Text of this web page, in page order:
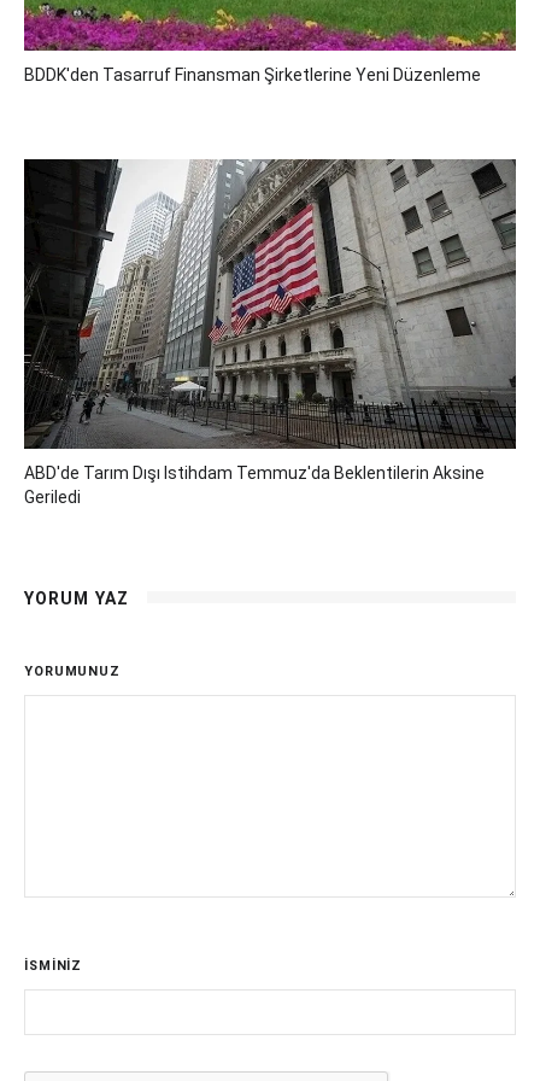
BDDK'den Tasarruf Finansman Şirketlerine Yeni Düzenleme
ABD'de Tarım Dışı Istihdam Temmuz'da Beklentilerin Aksine
Geriledi
YORUM YAZ
YORUMUNUZ
İSMİNİZ